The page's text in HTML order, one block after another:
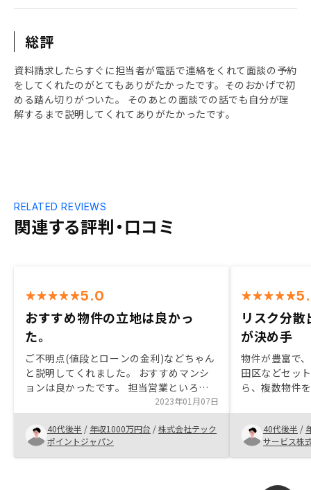
総評
資料請求したらすぐに担当者が電話で連絡をくれて面談の予約
をしてくれたのがとてもありがたかったです。そのおかげで初
める踏ん切りがついた。 そのあとの面談での話でも自分が理
解するまで説明してくれてありがたかったです。
関連する評判・口コミ
RELATED REVIEWS
5.0
おすすめ物件の立地は良かっ
た。
ご不明点(値段とローンの金利)などちゃん
と説明してくれました。 おすすめマンシ
ョンは良かったです。 担当営業といろい
ろ話したから、信頼関係を構築しました。
契約手続きは便利です。 書類の用意は面
倒くさいので、ちゃんとお知らせしてくれ
ました。
2023年01月07日
40代後半 / 年収1000万円台 /株式会社テック
ポイントジャパン
リスク分
が決め手
物件が豊富で
田区などセッ
ら、複数物件
行うことが出
担当者から提
スが良かった
取られること
40代後半 /
サービス株